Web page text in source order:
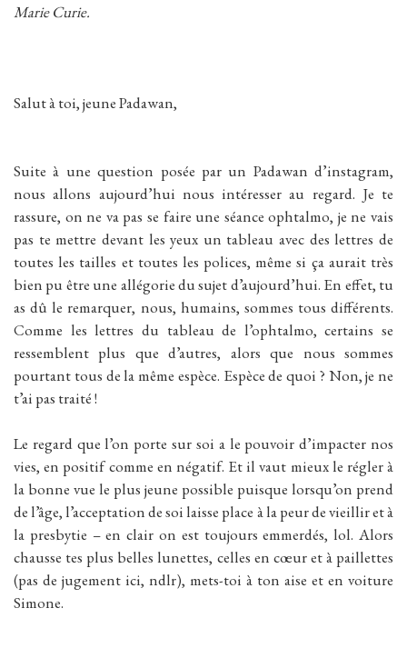
Marie Curie.
Salut à toi, jeune Padawan,
Suite à une question posée par un Padawan d’instagram,
nous allons aujourd’hui nous intéresser au regard. Je te
rassure, on ne va pas se faire une séance ophtalmo, je ne vais
pas te mettre devant les yeux un tableau avec des lettres de
toutes les tailles et toutes les polices, même si ça aurait très
bien pu être une allégorie du sujet d’aujourd’hui. En effet, tu
as dû le remarquer, nous, humains, sommes tous différents.
Comme les lettres du tableau de l’ophtalmo, certains se
ressemblent plus que d’autres, alors que nous sommes
pourtant tous de la même espèce. Espèce de quoi ? Non, je ne
t’ai pas traité !
Le regard que l’on porte sur soi a le pouvoir d’impacter nos
vies, en positif comme en négatif. Et il vaut mieux le régler à
la bonne vue le plus jeune possible puisque lorsqu’on prend
de l’âge, l’acceptation de soi laisse place à la peur de vieillir et à
la presbytie – en clair on est toujours emmerdés, lol. Alors
chausse tes plus belles lunettes, celles en cœur et à paillettes
(pas de jugement ici, ndlr), mets-toi à ton aise et en voiture
Simone.